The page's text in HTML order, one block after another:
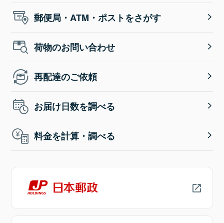
郵便局・ATM・ポストをさがす
荷物のお問い合わせ
再配達のご依頼
お届け日数を調べる
料金を計算・調べる